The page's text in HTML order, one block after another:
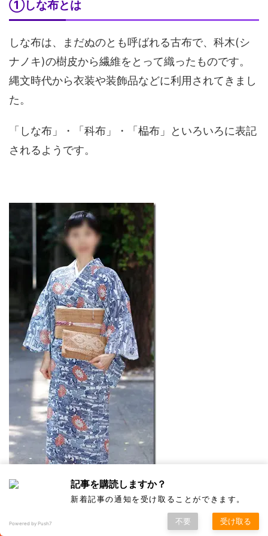
①しな布とは
しな布は、まだぬのとも呼ばれる古布で、科木(シ
ナノキ)の樹皮から繊維をとって織ったものです。
縄文時代から衣装や装飾品などに利用されてきまし
た。
「しな布」・「科布」・「榀布」といろいろに表記
されるようです。
記事を購読しますか？
新着記事の通知を受け取ることができます。
Powered by Push7 不要 受け取る